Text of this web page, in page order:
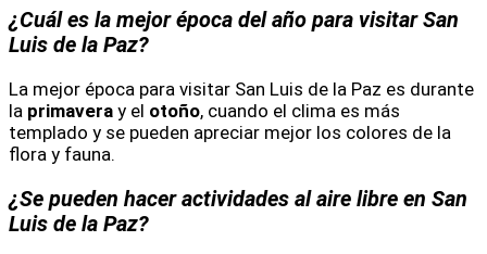
¿Cuál es la mejor época del año para visitar San
Luis de la Paz?
La mejor época para visitar San Luis de la Paz es durante
la primavera y el otoño, cuando el clima es más
templado y se pueden apreciar mejor los colores de la
flora y fauna.
¿Se pueden hacer actividades al aire libre en San
Luis de la Paz?